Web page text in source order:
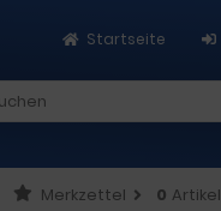
Startseite
Merkzettel 0 Artikel